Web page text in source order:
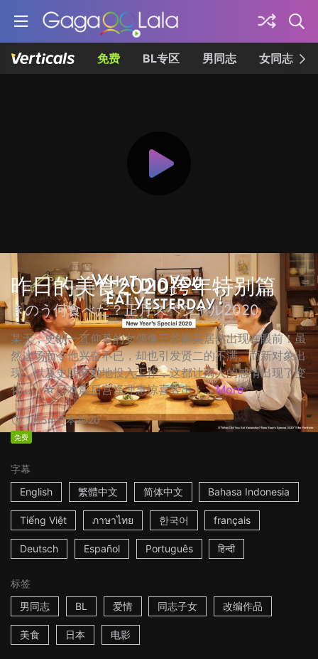
免费 BL专区 男同志 女同志
昨日的美食2020跨年特别篇
きのう何食べた？正月スペシャル2020
某天，史朗一直仰慕的女偶像三谷麻美居然出现在眼前！虽
然这场面令他兴奋不已，却也引发贤二的不满。而新对象出
现，以及史朗辛勤地投入工作，这都让两人的感情出现了变
化…… ☆日本影后宫泽理惠惊喜客串！... More
1h15m日本2020
免费
字幕
English
繁體中文 简体中文 Bahasa Indonesia
Tiếng Việt ภาษาไทย 한국어 français
Deutsch Español Português हिन्दी
标签
男同志
BL 爱情 同志子女 改编作品
美食 日本 电影